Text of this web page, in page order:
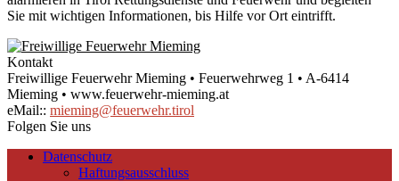
Sie mit wichtigen Informationen, bis Hilfe vor Ort eintrifft.
Kontakt
Freiwillige Feuerwehr Mieming • Feuerwehrweg 1 • A-6414
Mieming • www.feuerwehr-mieming.at
eMail:: mieming@feuerwehr.tirol
Folgen Sie uns
Datenschutz
Haftungsausschluss